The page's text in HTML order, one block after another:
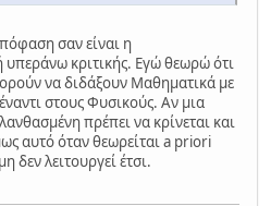
σαν είναι η
κριτικής. Εγώ θεωρώ ότι
να διδάξουν Μαθηματικά με
στους Φυσικούς. Αν μια
πρέπει να κρίνεται και
αυτό όταν θεωρείται a priori
δεν λειτουργεί έτσι.